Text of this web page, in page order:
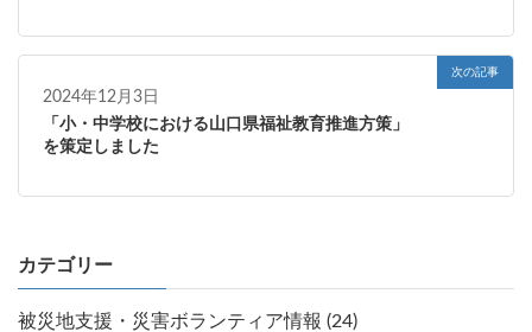
次の記事
「小・中学校における山口県福祉教育推進方策」
を策定しました
2024年12月3日
カテゴリー
被災地支援・災害ボランティア情報 (24)